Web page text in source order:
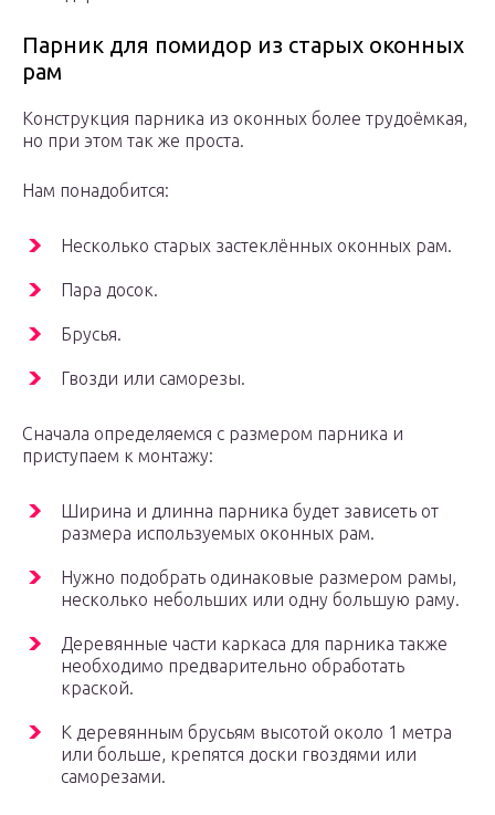
Парник для помидор из старых оконных
рам
Конструкция парника из оконных более трудоёмкая,
но при этом так же проста.
Нам понадобится:
Несколько старых застеклённых оконных рам.
Пара досок.
Брусья.
Гвозди или саморезы.
Сначала определяемся с размером парника и
приступаем к монтажу:
Ширина и длинна парника будет зависеть от
размера используемых оконных рам.
Нужно подобрать одинаковые размером рамы,
несколько небольших или одну большую раму.
Деревянные части каркаса для парника также
необходимо предварительно обработать
краской.
К деревянным брусьям высотой около 1 метра
или больше, крепятся доски гвоздями или
саморезами.